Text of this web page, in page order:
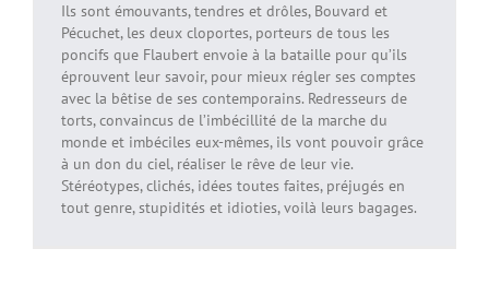
Ils sont émouvants, tendres et drôles, Bouvard et
Pécuchet, les deux cloportes, porteurs de tous les
poncifs que Flaubert envoie à la bataille pour qu’ils
éprouvent leur savoir, pour mieux régler ses comptes
avec la bêtise de ses contemporains. Redresseurs de
torts, convaincus de l’imbécillité de la marche du
monde et imbéciles eux-mêmes, ils vont pouvoir grâce
à un don du ciel, réaliser le rêve de leur vie.
Stéréotypes, clichés, idées toutes faites, préjugés en
tout genre, stupidités et idioties, voilà leurs bagages.